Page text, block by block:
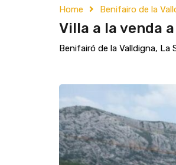
Home Benifairo de la
Villa a la venda
Benifairó de la Valldigna, La